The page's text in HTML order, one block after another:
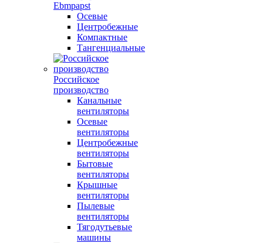
Ebmpapst
Осевые
Центробежные
Компактные
Тангенциальные
Российское
производство
Канальные
вентиляторы
Осевые
вентиляторы
Центробежные
вентиляторы
Бытовые
вентиляторы
Крышные
вентиляторы
Пылевые
вентиляторы
Тягодутьевые
машины